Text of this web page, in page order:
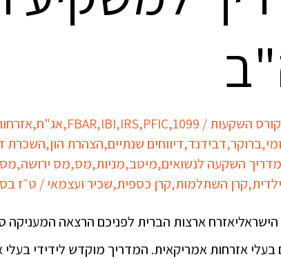
קורס השקעות/
1099
,
FBAR,IBI,IRS,PFIC
,אג"ח,
,ברוקר,דבידנד,דיווחים שנתיים,הצהרת הון,השכרת
מדריך השקעה לנשואים,מיטב,מניות,מס,מס ירושה,
,קרן השתלמות,קרן כספית,שכיר ועצמאי/ ט״ז
ארצות הברית לפניכם הרצאה המעניקה
בעלי אזרחות אמריקאית. המדריך מוקדש לידידי